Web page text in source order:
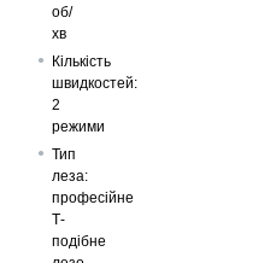
об/
хв
Кількість
швидкостей:
2
режими
Тип
леза:
професійне
Т-
подібне